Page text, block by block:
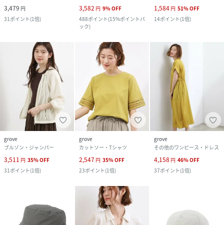
3,479 円
31 ポイント(1倍)
3,582 円 9%OFF
488ポイント(15%ポイントバ
ック)
1,584 円 51%OFF
14ポイント(1倍)
grove
ブルゾン・ジャンパー
3,511 円 35%OFF
31 ポイント(1倍)
grove
カットソー・Tシャツ
2,547 円 35%OFF
23ポイント(1倍)
grove
その他のワンピース・ドレス
4,158 円 46%OFF
37ポイント(1倍)